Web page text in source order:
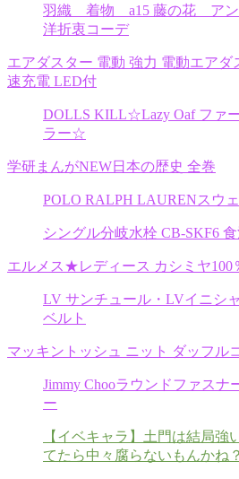
羽織 着物 a15 藤の花 ア
洋折衷コーデ
エアダスター 電動 強力 電動エアダ
速充電 LED付
DOLLS KILL☆Lazy Oaf ファ
ラー☆
学研まんがNEW日本の歴史 全巻
POLO RALPH LAURENスウ
シングル分岐水栓 CB-SKF6
エルメス★レディース カシミヤ100
LV サンチュール・LVイニシ
ベルト
マッキントッシュ ニット ダッフル
Jimmy Chooラウンドファスナ
ー
【イベキャラ】土門は結局強
てたら中々腐らないもんかね